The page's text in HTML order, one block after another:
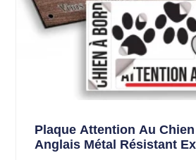
Plaque Attention Au
Anglais Métal Résistant